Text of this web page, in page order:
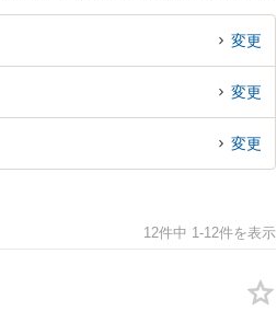
契約のトラブル解決の実績豊富な近くの弁護
談者さんにおすすめです。
変更
変更
変更
12件中 1-12件を表示